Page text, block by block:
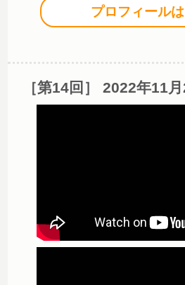
プロフィール
［第14回］ 2022年11月